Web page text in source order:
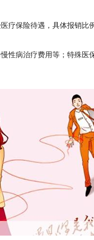
疗保险待遇，具体报销比
病治疗费用等；特殊医